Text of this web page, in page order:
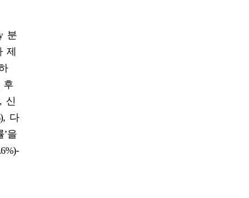
분
제
후
신
다
을